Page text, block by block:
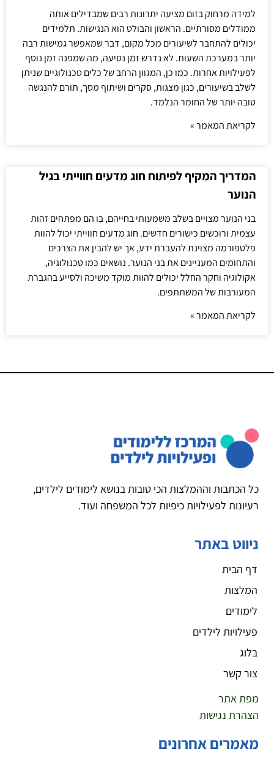
למידה מרחוק בזום מציעה יתרונות רבים שמבדילים אותה
ממודלים מסורתיים. הראשון והבולט הוא הנגישות. תלמידים
יכולים להתחבר לשיעורים מכל מקום, דבר שמאפשר גמישות רבה
יותר במערכת השעות. לא נדרש זמן נסיעה, מה שמפנה זמן נוסף
לפעילויות אחרות. כמו כן, המגוון הרחב של כלים טכנולוגיים שניתן
לשלב בשיעורים, כגון מצגות, סקרים ושיתוף מסך, תורם להנגשה
טובה יותר של החומר הנלמד.
לקריאת המאמר »
המדריך המקיף לפיתוח חוג מדעים חווייתי בגיל
הנוער
בני הנוער מצויים בשלב משמעותי בחייהם, בו הם מפתחים זהות
עצמית ורוכשים כישורים חדשים. חוג מדעים חווייתי יכול להוות
פלטפורמה מצוינת להעברת ידע, אך יש להבין את הצרכים
והתחומים המעניינים את בני הנוער. נושאים כמו טכנולוגיה,
אקולוגיה וחקר החלל יכולים להוות מוקד משיכה ולסייע בהגברת
המעורבות של המשתתפים.
לקריאת המאמר »
כל הכתבות וההמלצות הכי טובות בנושא לימודים לילדים,
רעיונות לפעילויות כיפיות לכל המשפחה ועוד.
ניווט באתר
דף הבית
המלצות
לימודים
פעילויות לילדים
בלוג
צור קשר
מפת אתר
הצהרת נגישות
מאמרים אחרונים